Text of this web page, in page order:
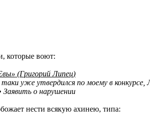
которые воют:
(Григорий Липец)
таки уже утвердился по моему в
Заявить о нарушении
нести всякую ахинею, типа: